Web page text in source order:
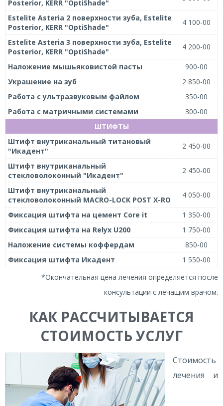
Posterior, KERR "OptiShade"
Estelite Asteria 2 поверхности зуба, Estelite
Posterior, KERR "OptiShade"
4 100-00
Estelite Asteria 3 поверхности зуба, Estelite
Posterior, KERR "OptiShade"
4 200-00
Наложение мышьяковистой пасты
900-00
Украшение на зуб
2 850-00
Работа с ультразвуковым файлом
350-00
Работа с матричными системами
300-00
ШТИФТЫ
Штифт внутриканальный титановый
"Икадент"
2 450-00
Штифт внутриканальный
стекловолоконный "Икадент"
2 450-00
Штифт внутриканальный
стекловолоконный MACRO-LOCK POST X-RO
4 050-00
Фиксация штифта на цемент Core it
1 350-00
Фиксация штифта на Relyx U200
1 750-00
Наложение системы коффердам
850-00
Фиксация штифта Икадент
1 550-00
*Окончательная цена лечения определяется после
консультации с лечащим врачом.
КАК РАССЧИТЫВАЕТСЯ
СТОИМОСТЬ УСЛУГ
Стоимость
лечения и